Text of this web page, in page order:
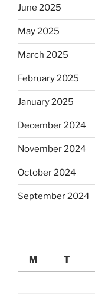
June 2025
May 2025
March 2025
February 2025
January 2025
December 2024
November 2024
October 2024
September 2024
M
T